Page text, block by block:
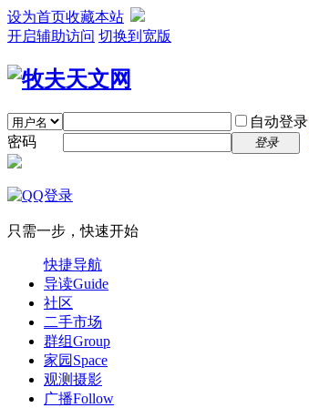
设为首页收藏本站
开启辅助访问 切换到宽版
自动登录
密码
登录
只需一步，快速开始
快捷导航
导读Guide
社区
二手市场
群组Group
家园 Space
观测摄影
广播Follow